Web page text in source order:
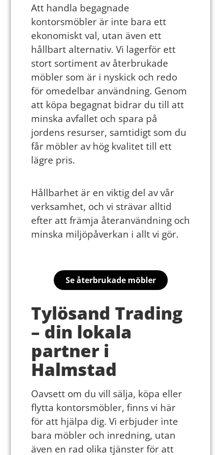
Att handla begagnade
kontorsmöbler är inte bara ett
ekonomiskt val, utan även ett
hållbart alternativ. Vi lagerför ett
stort sortiment av återbrukade
möbler som är i nyskick och redo
för omedelbar användning. Genom
att köpa begagnat bidrar du till att
minska avfallet och spara på
jordens resurser, samtidigt som du
får möbler av hög kvalitet till ett
lägre pris.
Hållbarhet är en viktig del av vår
verksamhet, och vi strävar alltid
efter att främja återanvändning och
minska miljöpåverkan i allt vi gör.
Se återbrukade möbler
Tylösand Trading
– din lokala
partner i
Halmstad
Oavsett om du vill sälja, köpa eller
flytta kontorsmöbler, finns vi här
för att hjälpa dig. Vi erbjuder inte
bara möbler och inredning, utan
även en rad olika tjänster för att